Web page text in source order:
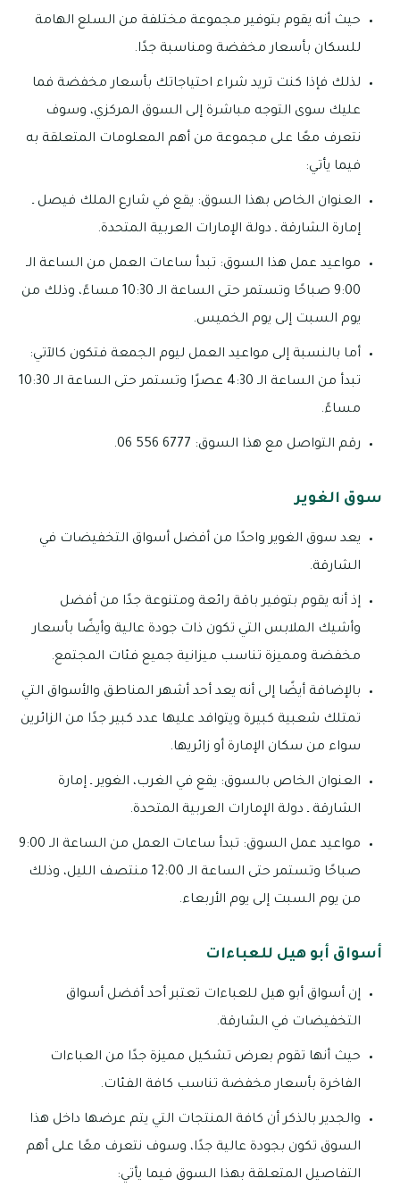
حيث أنه يقوم بتوفير مجموعة مختلفة من السلع الهامة
للسكان بأسعار مخفضة ومناسبة جدًا.
لذلك فإذا كنت تريد شراء احتياجاتك بأسعار مخفضة فما
عليك سوى التوجه مباشرة إلى السوق المركزي، وسوف
نتعرف معًا على مجموعة من أهم المعلومات المتعلقة به
فيما يأتي:
العنوان الخاص بهذا السوق: يقع في شارع الملك فيصل ـ
إمارة الشارقة ـ دولة الإمارات العربية المتحدة.
مواعيد عمل هذا السوق: تبدأ ساعات العمل من الساعة الـ
9:00 صباحًا وتستمر حتى الساعة الـ 10:30 مساءً، وذلك من
يوم السبت إلى يوم الخميس.
أما بالنسبة إلى مواعيد العمل ليوم الجمعة فتكون كالآتي:
تبدأ من الساعة الـ 4:30 عصرًا وتستمر حتى الساعة الـ 10:30
مساءً.
رقم التواصل مع هذا السوق: 6777 556 06.
سوق الغوير
يعد سوق الغوير واحدًا من أفضل أسواق التخفيضات في
الشارقة.
إذ أنه يقوم بتوفير باقة رائعة ومتنوعة جدًا من أفضل
وأشيك الملابس التي تكون ذات جودة عالية وأيضًا بأسعار
مخفضة ومميزة تناسب ميزانية جميع فئات المجتمع.
بالإضافة أيضًا إلى أنه يعد أحد أشهر المناطق والأسواق التي
تمتلك شعبية كبيرة ويتوافد عليها عدد كبير جدًا من الزائرين
سواء من سكان الإمارة أو زائريها.
العنوان الخاص بالسوق: يقع في الغرب، الغوير ـ إمارة
الشارقة ـ دولة الإمارات العربية المتحدة.
مواعيد عمل السوق: تبدأ ساعات العمل من الساعة الـ 9:00
صباحًا وتستمر حتى الساعة الـ 12:00 منتصف الليل، وذلك
من يوم السبت إلى يوم الأربعاء.
أسواق أبو هيل للعباءات
إن أسواق أبو هيل للعباءات تعتبر أحد أفضل أسواق
التخفيضات في الشارقة.
حيث أنها تقوم بعرض تشكيل مميزة جدًا من العباءات
الفاخرة بأسعار مخفضة تناسب كافة الفئات.
والجدير بالذكر أن كافة المنتجات التي يتم عرضها داخل هذا
السوق تكون بجودة عالية جدًا، وسوف نتعرف معًا على أهم
التفاصيل المتعلقة بهذا السوق فيما يأتي: